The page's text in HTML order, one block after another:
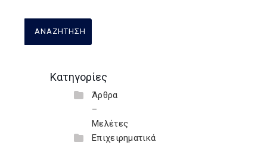
Κατηγορίες
Άρθρα
–
Μελέτες
Επιχειρηματικά